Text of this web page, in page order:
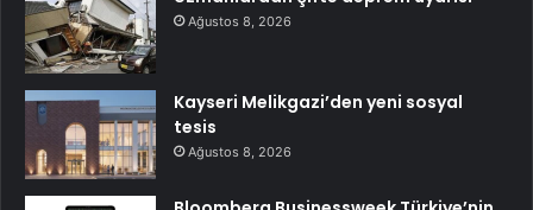
Ağustos 8, 2026
Kayseri Melikgazi’den yeni sosyal
tesis
Ağustos 8, 2026